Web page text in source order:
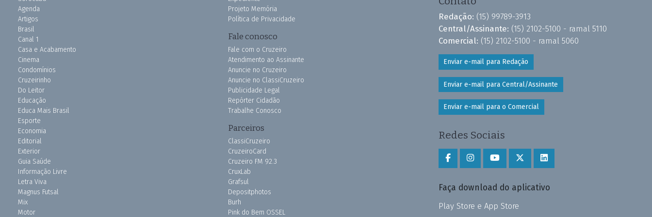
Agenda
Artigos
Brasil
Canal 1
Casa e Acabamento
Cinema
Condomínios
Cruzeirinho
Do Leitor
Educação
Educa Mais Brasil
Esporte
Economia
Editorial
Exterior
Guia Saúde
Informação Livre
Letra Viva
Magnus Futsal
Mix
Motor
Projeto Memória
Política de Privacidade
Fale conosco
Fale com o Cruzeiro
Atendimento ao Assinante
Anuncie no Cruzeiro
Anuncie no ClassiCruzeiro
Publicidade Legal
Repórter Cidadão
Trabalhe Conosco
Parceiros
ClassiCruzeiro
CruzeiroCard
Cruzeiro FM 92.3
CruxLab
Grafsul
Depositphotos
Burh
Pink do Bem OSSEL
Redação: (15) 99789-3913
Central/Assinante: (15) 2102-5100 - ramal 5110
Comercial: (15) 2102-5100 - ramal 5060
Enviar e-mail para Redação
Enviar e-mail para Central/Assinante
Enviar e-mail para o Comercial
Redes Sociais
Faça download do aplicativo
Play Store e App Store